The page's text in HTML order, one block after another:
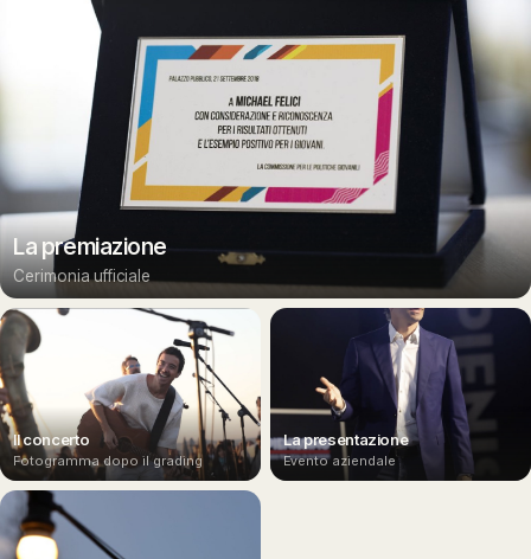
La premiazione
Cerimonia ufficiale
Il concerto
Fotogramma dopo il grading
La presentazione
Evento aziendale